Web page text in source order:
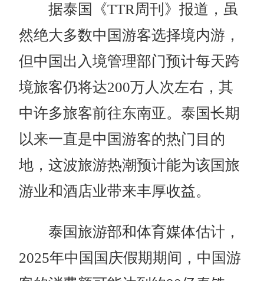
据泰国《TTR周刊》报道，虽
然绝大多数中国游客选择境内游，
但中国出入境管理部门预计每天跨
境旅客仍将达200万人次左右，其
中许多旅客前往东南亚。泰国长期
以来一直是中国游客的热门目的
地，这波旅游热潮预计能为该国旅
游业和酒店业带来丰厚收益。
泰国旅游部和体育媒体估计，
2025年中国国庆假期期间，中国游